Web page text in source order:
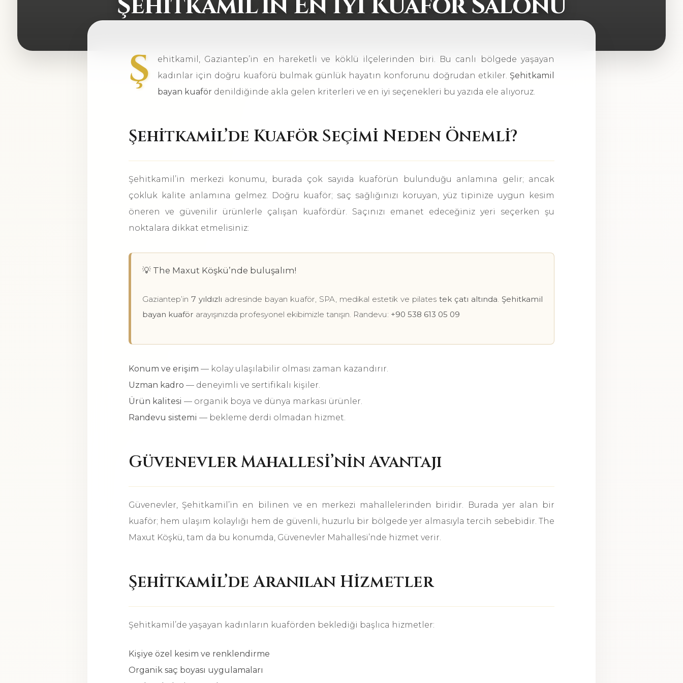
Ş
ehitkamil, Gaziantep’in en hareketli ve köklü ilçelerinden biri. Bu canlı bölgede yaşayan
kadınlar için doğru kuaförü bulmak günlük hayatın konforunu doğrudan etkiler. Şehitkamil
bayan kuaför denildiğinde akla gelen kriterleri ve en iyi seçenekleri bu yazıda ele alıyoruz.
Şehitkamil’de Kuaför Seçimi Neden Önemli?
Şehitkamil’in merkezi konumu, burada çok sayıda kuaförün bulunduğu anlamına gelir; ancak
çokluk kalite anlamına gelmez. Doğru kuaför; saç sağlığınızı koruyan, yüz tipinize uygun kesim
öneren ve güvenilir ürünlerle çalışan kuafördür. Saçınızı emanet edeceğiniz yeri seçerken şu
noktalara dikkat etmelisiniz:
💡 The Maxut Köşkü’nde buluşalım!
Gaziantep’in 7 yıldızlı adresinde bayan kuaför, SPA, medikal estetik ve pilates tek çatı altında. Şehitkamil
bayan kuaför arayışınızda profesyonel ekibimizle tanışın. Randevu: +90 538 613 05 09
Konum ve erişim — kolay ulaşılabilir olması zaman kazandırır.
Uzman kadro — deneyimli ve sertifikalı kişiler.
Ürün kalitesi — organik boya ve dünya markası ürünler.
Randevu sistemi — bekleme derdi olmadan hizmet.
Güvenevler Mahallesi’nin Avantajı
Güvenevler, Şehitkamil’in en bilinen ve en merkezi mahallelerinden biridir. Burada yer alan bir
kuaför; hem ulaşım kolaylığı hem de güvenli, huzurlu bir bölgede yer almasıyla tercih sebebidir. The
Maxut Köşkü, tam da bu konumda, Güvenevler Mahallesi’nde hizmet verir.
Şehitkamil’de Aranılan Hizmetler
Şehitkamil’de yaşayan kadınların kuaförden beklediği başlıca hizmetler:
Kişiye özel kesim ve renklendirme
Organik saç boyası uygulamaları